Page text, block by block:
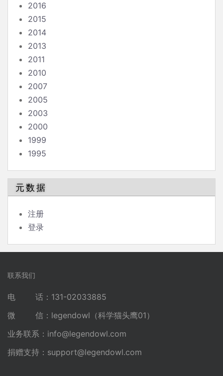
2016
2015
2014
2013
2011
2010
2007
2005
2003
2000
1999
1995
元数据
注册
登录
联系我们
电 话：131-02033885
微 信：legendowl（科学猫头鹰01）
业务联系： info@legendowl.com
捐赠支持： support@legendowl.com